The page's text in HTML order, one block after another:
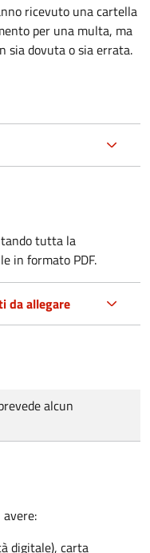
ricevuto una cartella
per una multa, ma
sia dovuta o sia errata.
tutta la
in formato PDF.
da allegare
alcun
digitale), carta